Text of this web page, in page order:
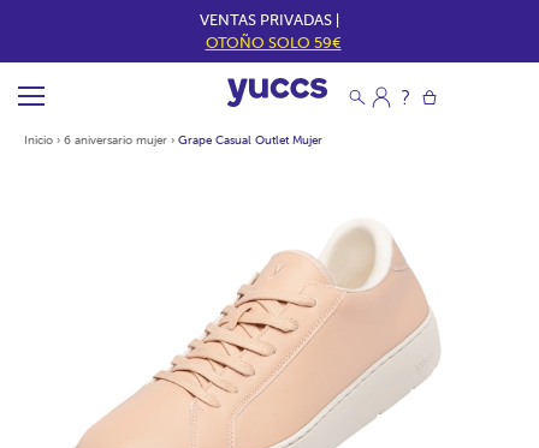
VENTAS PRIVADAS |
OTOÑO SOLO 59€
Inicio › 6 aniversario mujer › Grape Casual Outlet Mujer